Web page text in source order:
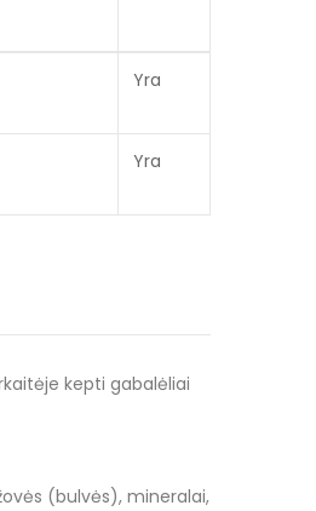
Yra
Yra
kepti gabalėliai
(bulvės), mineralai,